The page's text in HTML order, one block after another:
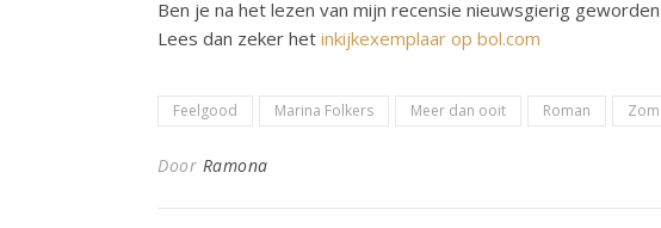
Ben je na het lezen van mijn recensie nieuwsgierig
Lees dan zeker het inkijkexemplaar op bol.com
Feelgood Marina Folkers Meer dan ooit Roman
Door Ramona